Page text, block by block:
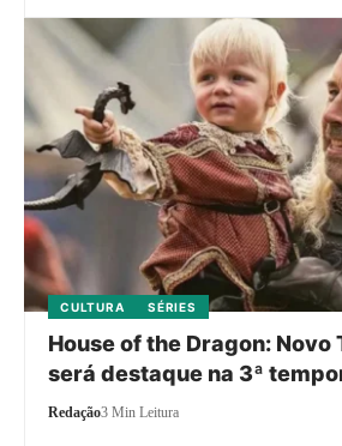
CULTURA SÉRIES
House of the Dragon: Novo
será destaque na 3ª
Redação3 Min Leitura